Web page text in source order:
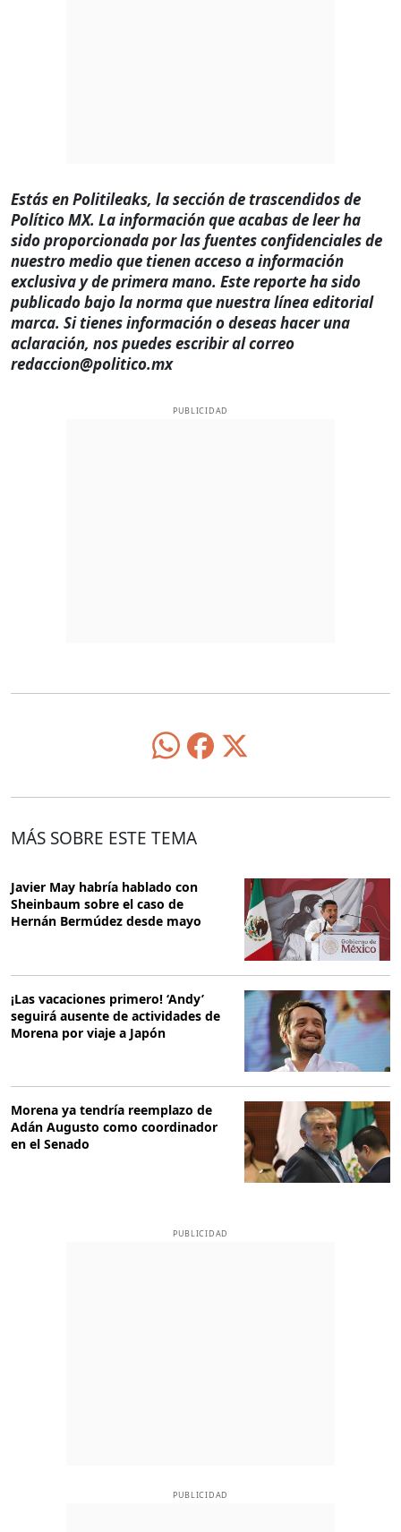
Estás en Politileaks, la sección de trascendidos de
Político MX. La información que acabas de leer ha
sido proporcionada por las fuentes confidenciales de
nuestro medio que tienen acceso a información
exclusiva y de primera mano. Este reporte ha sido
publicado bajo la norma que nuestra línea editorial
marca. Si tienes información o deseas hacer una
aclaración, nos puedes escribir al correo
redaccion@politico.mx
PUBLICIDAD
MÁS SOBRE ESTE TEMA
Javier May habría hablado con
Sheinbaum sobre el caso de
Hernán Bermúdez desde mayo
¡Las vacaciones primero! ‘Andy’
seguirá ausente de actividades de
Morena por viaje a Japón
Morena ya tendría reemplazo de
Adán Augusto como coordinador
en el Senado
PUBLICIDAD
PUBLICIDAD